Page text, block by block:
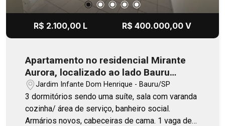
R$ 2.100,00 L R$ 400.000,00 V
Apartamento no residencial Mirante
Aurora, localizado ao lado Bauru
Shopping
Jardim Infante Dom Henrique - Bauru/SP
3 dormitórios sendo uma suíte, sala com varanda
cozinha/ área de serviço, banheiro social.
Armários novos, cabeceiras de cama. 1 vaga de